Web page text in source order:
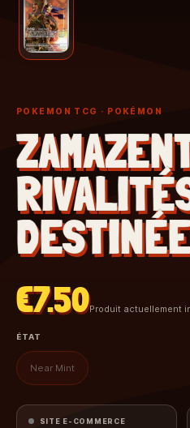
POKEMON TCG · POKÉMON
€7.50Produit actuellement
ÉTAT
Near Mint
SITE E-COMMERCE